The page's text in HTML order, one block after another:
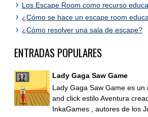
Los Escape Room como recurso
¿Cómo se hace un escape room
¿Cómo resolver una sala de escape?
ENTRADAS POPULARES
Lady Gaga Saw Game
Lady Gaga Saw Game es un
and click estilo Aventura
InkaGames , autores de los